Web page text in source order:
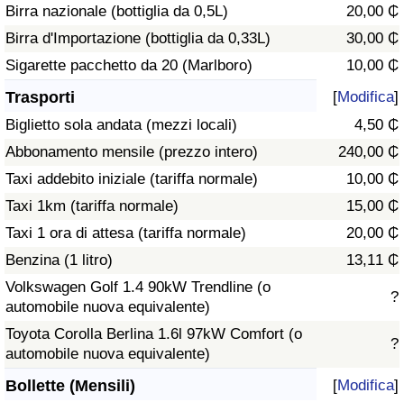
Birra nazionale (bottiglia da 0,5L)
20,00 ₵
Birra d'Importazione (bottiglia da 0,33L)
30,00 ₵
Sigarette pacchetto da 20 (Marlboro)
10,00 ₵
Trasporti [Modifica]
Biglietto sola andata (mezzi locali)
4,50 ₵
Abbonamento mensile (prezzo intero)
240,00 ₵
Taxi addebito iniziale (tariffa normale)
10,00 ₵
Taxi 1km (tariffa normale)
15,00 ₵
Taxi 1 ora di attesa (tariffa normale)
20,00 ₵
Benzina (1 litro)
13,11 ₵
Volkswagen Golf 1.4 90kW Trendline (o
automobile nuova equivalente)
?
Toyota Corolla Berlina 1.6l 97kW Comfort (o
automobile nuova equivalente)
?
Bollette (Mensili) [Modifica]
Indice del Traffico
Indice del traffico (Corrente)
Indice del traffico per Nazione